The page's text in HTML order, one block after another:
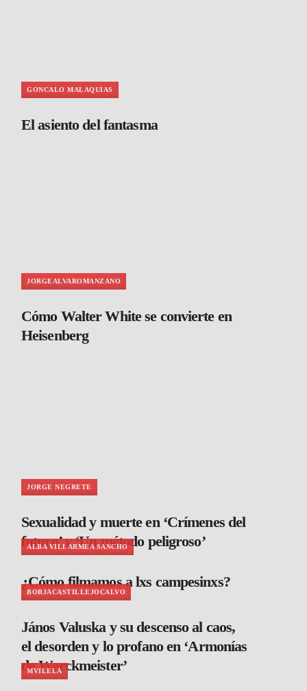
GONCALO MALAQUIAS
El asiento del fantasma
JORGEALVAROMANZANO
Cómo Walter White se convierte en
Heisenberg
JORGE NEGRETE
Sexualidad y muerte en ‘Crímenes del
futuro’ y ‘Un método peligroso’
ALBA VILLARMEA SANCHO
¿Cómo filmamos a lxs campesinxs?
BORJACASTILLEJOCALVO
János Valuska y su descenso al caos,
el desorden y lo profano en ‘Armonías
de Werckmeister’
MVILELA